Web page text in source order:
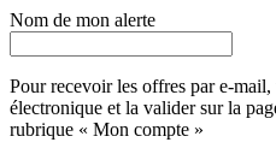
Nom de mon alerte
Pour recevoir les offres par e-
électronique et la valider sur la
rubrique « Mon compte »